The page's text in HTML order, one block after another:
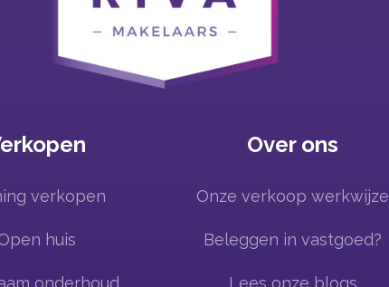
verkopen
huis
onderhoud
Over ons
Onze verkoop werkwijze
Beleggen in vastgoed?
Lees onze blogs